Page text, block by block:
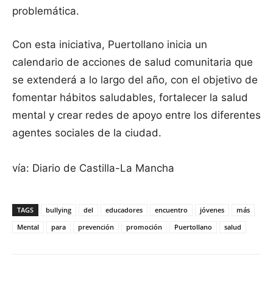
problemática.
Con esta iniciativa, Puertollano inicia un
calendario de acciones de salud comunitaria que
se extenderá a lo largo del año, con el objetivo de
fomentar hábitos saludables, fortalecer la salud
mental y crear redes de apoyo entre los diferentes
agentes sociales de la ciudad.
vía: Diario de Castilla-La Mancha
TAGS bullying del educadores encuentro jóvenes
más
Mental
para prevención promoción Puertollano salud